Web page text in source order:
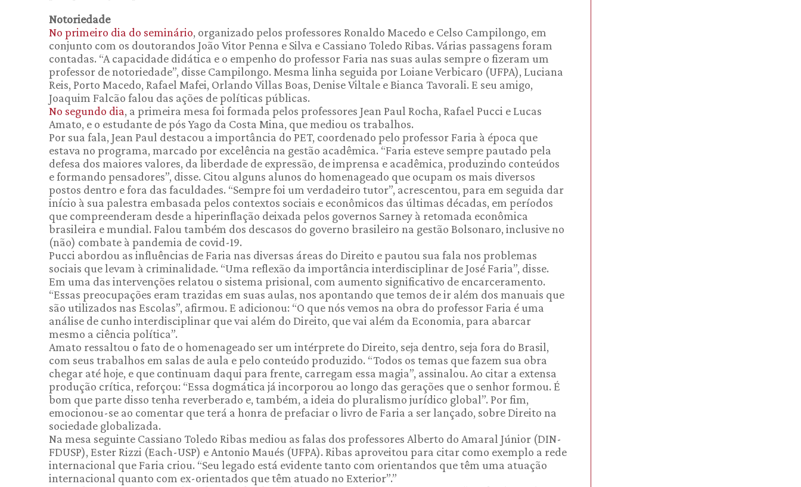
Notoriedade
No primeiro dia do seminário, organizado pelos professores Ronaldo Macedo e Celso Campilongo, em
conjunto com os doutorandos João Vitor Penna e Silva e Cassiano Toledo Ribas. Várias passagens foram
contadas. “A capacidade didática e o empenho do professor Faria nas suas aulas sempre o fizeram um
professor de notoriedade”, disse Campilongo. Mesma linha seguida por Loiane Verbicaro (UFPA), Luciana
Reis, Porto Macedo, Rafael Mafei, Orlando Villas Boas, Denise Viltale e Bianca Tavorali. E seu amigo,
Joaquim Falcão falou das ações de políticas públicas.
No segundo dia, a primeira mesa foi formada pelos professores Jean Paul Rocha, Rafael Pucci e Lucas
Amato, e o estudante de pós Yago da Costa Mina, que mediou os trabalhos.
Por sua fala, Jean Paul destacou a importância do PET, coordenado pelo professor Faria à época que
estava no programa, marcado por excelência na gestão acadêmica. “Faria esteve sempre pautado pela
defesa dos maiores valores, da liberdade de expressão, de imprensa e acadêmica, produzindo conteúdos
e formando pensadores”, disse. Citou alguns alunos do homenageado que ocupam os mais diversos
postos dentro e fora das faculdades. “Sempre foi um verdadeiro tutor”, acrescentou, para em seguida dar
início à sua palestra embasada pelos contextos sociais e econômicos das últimas décadas, em períodos
que compreenderam desde a hiperinflação deixada pelos governos Sarney à retomada econômica
brasileira e mundial. Falou também dos descasos do governo brasileiro na gestão Bolsonaro, inclusive no
(não) combate à pandemia de covid-19.
Pucci abordou as influências de Faria nas diversas áreas do Direito e pautou sua fala nos problemas
sociais que levam à criminalidade. “Uma reflexão da importância interdisciplinar de José Faria”, disse.
Em uma das intervenções relatou o sistema prisional, com aumento significativo de encarceramento.
“Essas preocupações eram trazidas em suas aulas, nos apontando que temos de ir além dos manuais que
são utilizados nas Escolas”, afirmou. E adicionou: “O que nós vemos na obra do professor Faria é uma
análise de cunho interdisciplinar que vai além do Direito, que vai além da Economia, para abarcar
mesmo a ciência política”.
Amato ressaltou o fato de o homenageado ser um intérprete do Direito, seja dentro, seja fora do Brasil,
com seus trabalhos em salas de aula e pelo conteúdo produzido. “Todos os temas que fazem sua obra
chegar até hoje, e que continuam daqui para frente, carregam essa magia”, assinalou. Ao citar a extensa
produção crítica, reforçou: “Essa dogmática já incorporou ao longo das gerações que o senhor formou. É
bom que parte disso tenha reverberado e, também, a ideia do pluralismo jurídico global”. Por fim,
emocionou-se ao comentar que terá a honra de prefaciar o livro de Faria a ser lançado, sobre Direito na
sociedade globalizada.
Na mesa seguinte Cassiano Toledo Ribas mediou as falas dos professores Alberto do Amaral Júnior (DIN-
FDUSP), Ester Rizzi (Each-USP) e Antonio Maués (UFPA). Ribas aproveitou para citar como exemplo a rede
internacional que Faria criou. “Seu legado está evidente tanto com orientandos que têm uma atuação
internacional quanto com ex-orientados que têm atuado no Exterior”.”